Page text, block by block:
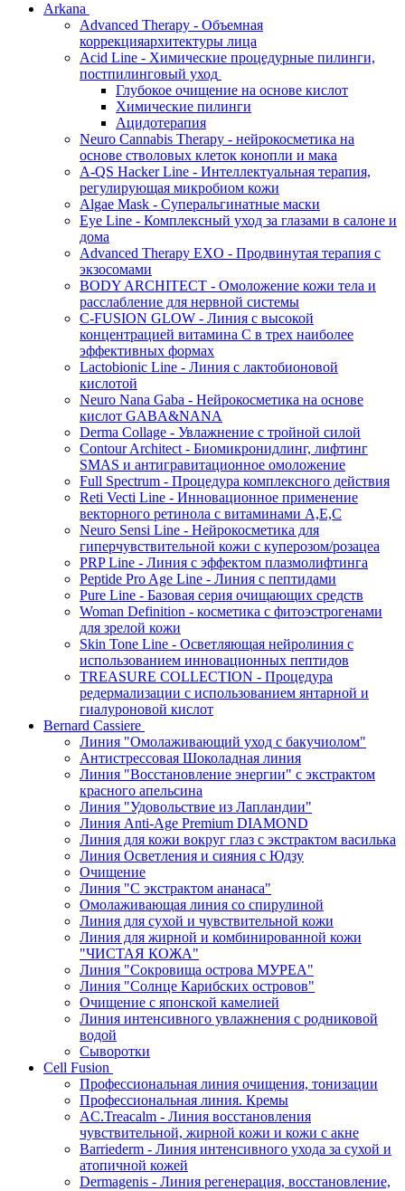
Arkana
Advanced Therapy - Объемная
коррекцияархитектуры лица
Acid Line - Химические процедурные пилинги,
постпилинговый уход
Глубокое очищение на основе кислот
Химические пилинги
Ацидотерапия
Neuro Cannabis Therapy - нейрокосметика на
основе стволовых клеток конопли и мака
A-QS Hacker Line - Интеллектуальная терапия,
регулирующая микробиом кожи
Algae Mask - Суперальгинатные маски
Eye Line - Комплексный уход за глазами в салоне и
дома
Advanced Therapy EXO - Продвинутая терапия с
экзосомами
BODY ARCHITECT - Омоложение кожи тела и
расслабление для нервной системы
C-FUSION GLOW - Линия с высокой
концентрацией витамина C в трех наиболее
эффективных формах
Lactobionic Line - Линия с лактобионовой
кислотой
Neuro Nana Gaba - Нейрокосметика на основе
кислот GABA&NANA
Derma Collage - Увлажнение с тройной силой
Contour Architect - Биомикронидлинг, лифтинг
SMAS и антигравитационное омоложение
Full Spectrum - Процедура комплексного действия
Reti Vecti Line - Инновационное применение
векторного ретинола с витаминами A,Е,С
Neuro Sensi Line - Нейрокосметика для
гиперчувствительной кожи с куперозом/розацеа
PRP Line - Линия с эффектом плазмолифтинга
Peptide Pro Age Line - Линия с пептидами
Pure Line - Базовая серия очищающих средств
Woman Definition - косметика с фитоэстрогенами
для зрелой кожи
Skin Tone Line - Осветляющая нейролиния с
использованием инновационных пептидов
TREASURE COLLECTION - Процедура
редермализации с использованием янтарной и
гиалуроновой кислот
Bernard Cassiere
Линия "Омолаживающий уход с бакучиолом"
Антистрессовая Шоколадная линия
Линия "Восстановление энергии" с экстрактом
красного апельсина
Линия "Удовольствие из Лапландии"
Линия Anti-Age Premium DIAMOND
Линия для кожи вокруг глаз с экстрактом василька
Линия Осветления и сияния с Юдзу
Очищение
Линия "С экстрактом ананаса"
Омолаживающая линия со спирулиной
Линия для сухой и чувствительной кожи
Линия для жирной и комбинированной кожи
"ЧИСТАЯ КОЖА"
Линия "Сокровища острова МУРЕА"
Линия "Солнце Карибских островов"
Очищение с японской камелией
Линия интенсивного увлажнения с родниковой
водой
Сыворотки
Cell Fusion
Профессиональная линия очищения, тонизации
Профессиональная линия. Кремы
AC.Treacalm - Линия восстановления
чувствительной, жирной кожи и кожи с акне
Barriederm - Линия интенсивного ухода за сухой и
атопичной кожей
Dermagenis - Линия регенерация, восстановление,